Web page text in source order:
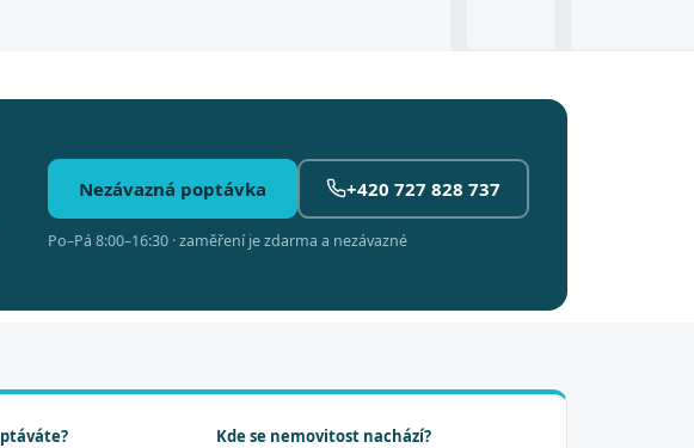
Nezávazná poptávka +420 727 828 737
Po–Pá 8:00–16:30 · zaměření je zdarma a nezávazné
Kde se nemovitost nachází?